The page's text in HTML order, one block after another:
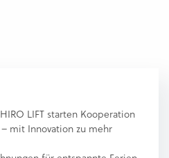
LIFT starten Kooperation
mit Innovation zu mehr